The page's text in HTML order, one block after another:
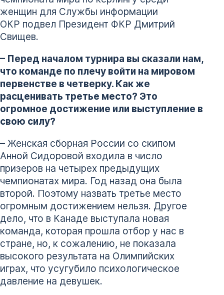
женщин для Службы информации
ОКР подвел Президент ФКР Дмитрий
Свищев.
– Перед началом турнира вы сказали нам,
что команде по плечу войти на мировом
первенстве в четверку. Как же
расценивать третье место? Это
огромное достижение или выступление в
свою силу?
– Женская сборная России со скипом
Анной Сидоровой входила в число
призеров на четырех предыдущих
чемпионатах мира. Год назад она была
второй. Поэтому назвать третье место
огромным достижением нельзя. Другое
дело, что в Канаде выступала новая
команда, которая прошла отбор у нас в
стране, но, к сожалению, не показала
высокого результата на Олимпийских
играх, что усугубило психологическое
давление на девушек.